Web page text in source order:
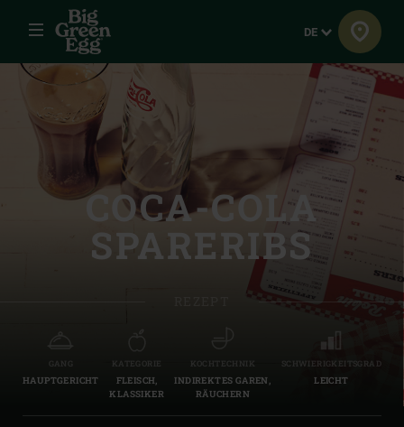
Menü Sprache
DE
COCA-COLA
SPARERIBS
GANG
HAUPTGERICHT
KATEGORIE
FLEISCH,
KLASSIKER
KOCHTECHNIK
INDIREKTES GAREN,
RÄUCHERN
SCHWIERIGKEITSGRAD
LEICHT